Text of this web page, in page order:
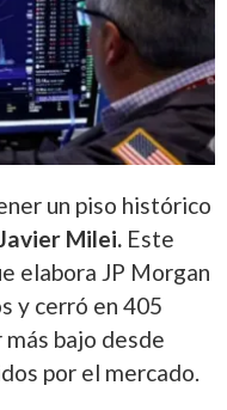
un piso histórico
Milei. Este
elabora JP Morgan
y cerró en 405
más bajo desde
por el mercado.